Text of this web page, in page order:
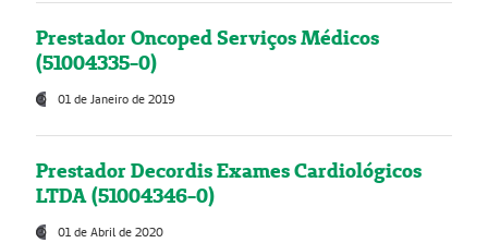
Prestador Oncoped Serviços Médicos
(51004335-0)
01 de Janeiro de 2019
Prestador Decordis Exames Cardiológicos
LTDA (51004346-0)
01 de Abril de 2020